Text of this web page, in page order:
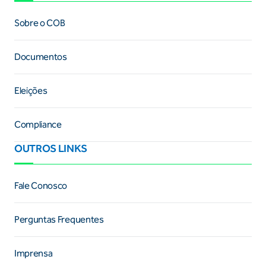
Sobre o COB
Documentos
Eleições
Compliance
OUTROS LINKS
Fale Conosco
Perguntas Frequentes
Imprensa